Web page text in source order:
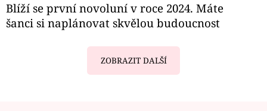
Blíží se první novoluní v roce 2024. Máte
šanci si naplánovat skvělou budoucnost
ZOBRAZIT DALŠÍ